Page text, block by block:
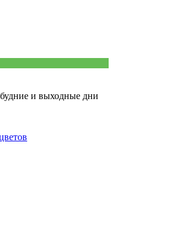
и выходные дни